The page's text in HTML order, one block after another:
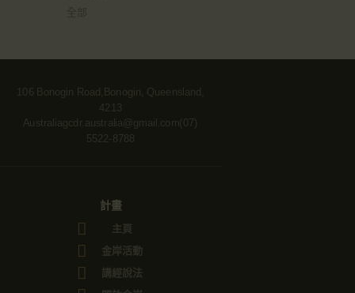
106 Bonogin Road,Bonogin, Queensland,
4213
Australiagcdr.australia@gmail.com(07)
5522-8788
計畫
主頁
金岸活動
講經說法